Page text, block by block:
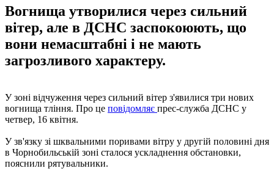
Вогнища утворилися через сильний
вітер, але в ДСНС заспокоюють, що
вони немасштабні і не мають
загрозливого характеру.
У зоні відчуження через сильний вітер з'явилися три нових
вогнища тління. Про це повідомляє прес-служба ДСНС у
четвер, 16 квітня.
У зв'язку зі шквальними поривами вітру у другій половині дня
в Чорнобильській зоні сталося ускладнення обстановки,
пояснили рятувальники.